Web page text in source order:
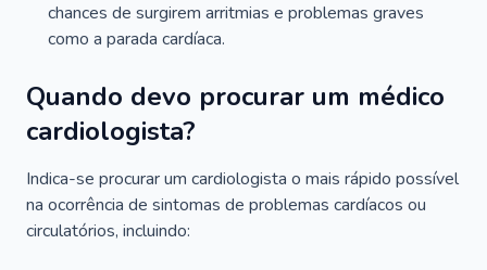
chances de surgirem arritmias e problemas graves
como a parada cardíaca.
Quando devo procurar um médico
cardiologista?
Indica-se procurar um cardiologista o mais rápido possível
na ocorrência de sintomas de problemas cardíacos ou
circulatórios, incluindo: